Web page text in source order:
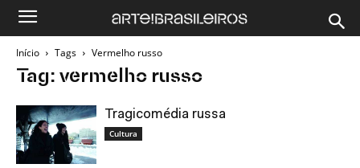
Início Tags Vermelho russo
Tag: vermelho russo
Tragicomédia russa
Cultura